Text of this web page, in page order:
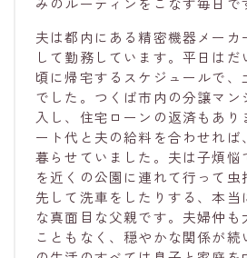
夫は都内にある精密機器メーカ
して勤務しています。平日はだ
頃に帰宅するスケジュールで、
でした。つくば市内の分譲マン
入し、住宅ローンの返済もあり
ート代と夫の給料を合わせれば
暮らせていました。夫は子煩悩
を近くの公園に連れて行って虫
先して洗車をしたりする、本当
な真面目な父親です。夫婦仲も
こともなく、穏やかな関係が続